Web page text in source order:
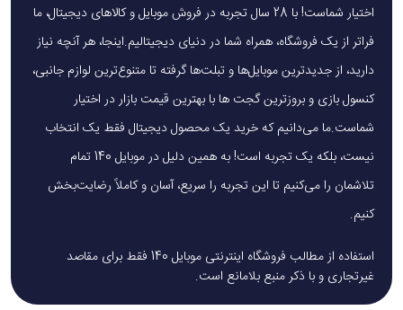
اختیار شماست! با 28 سال تجربه در فروش موبایل و کالاهای دیجیتال، ما
فراتر از یک فروشگاه، همراه شما در دنیای دیجیتالیم.اینجا، هر آنچه نیاز
دارید، از جدیدترین موبایل‌ها و تبلت‌ها گرفته تا متنوع‌ترین لوازم جانبی،
کنسول بازی و بروزترین گجت ها با بهترین قیمت بازار در اختیار
شماست.ما می‌دانیم که خرید یک محصول دیجیتال فقط یک انتخاب
نیست، بلکه یک تجربه است! به همین دلیل در موبایل 140 تمام
تلاشمان را می‌کنیم تا این تجربه را سریع، آسان و کاملاً رضایت‌بخش
کنیم.
استفاده از مطالب فروشگاه اینترنتی موبایل 140 فقط برای مقاصد
غیرتجاری و با ذکر منبع بلامانع است.